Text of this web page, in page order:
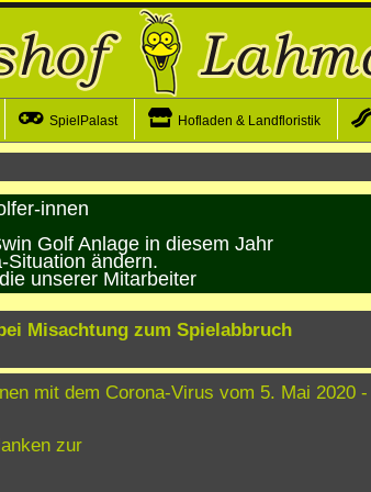
SpielPalast Hofladen & Landfloristik
innen
Golf Anlage in diesem Jahr
Situation ändern.
unserer Mitarbeiter
Misachtung zum Spielabbruch
mit dem Corona-Virus vom 5. Mai 2020 -
zur